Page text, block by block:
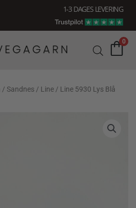
1-3 DAGES LEVERING
0
/ Sandnes / Line / Line 5930 Lys Blå